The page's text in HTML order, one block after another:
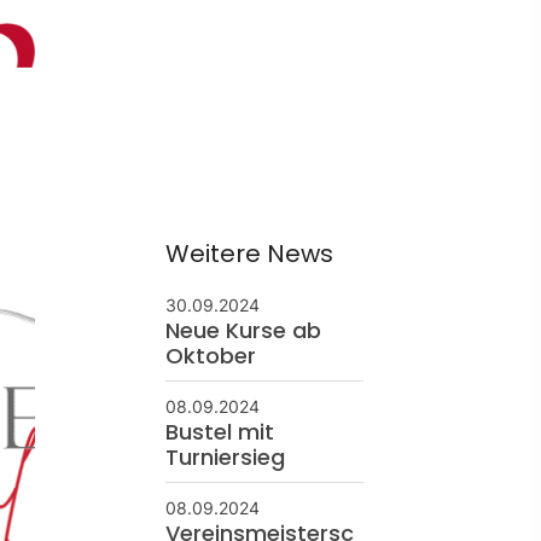
Weitere News
30.09.2024
Neue Kurse ab
Oktober
08.09.2024
Bustel mit
Turniersieg
08.09.2024
Vereinsmeistersc
info@sg-borken.de
In Kontakt treten